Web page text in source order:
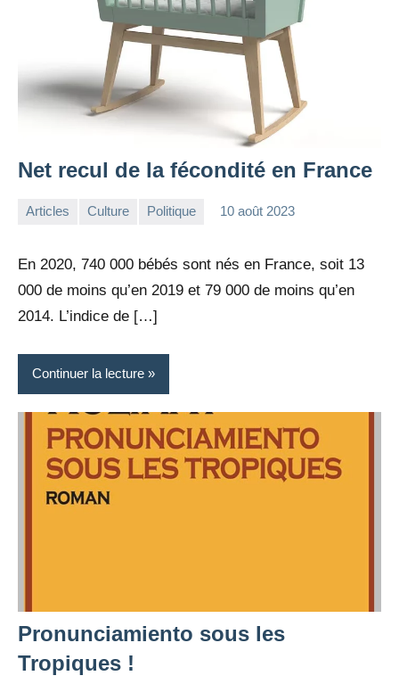
Net recul de la fécondité en France
Articles Culture Politique 10 août 2023
En 2020, 740 000 bébés sont nés en France, soit 13
000 de moins qu’en 2019 et 79 000 de moins qu’en
2014. L’indice de […]
Continuer la lecture
Pronunciamiento sous les
Tropiques !